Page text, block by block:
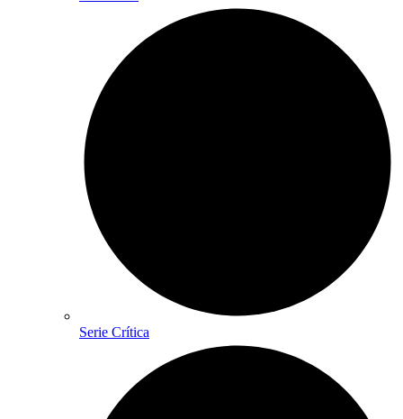
Serie Crítica